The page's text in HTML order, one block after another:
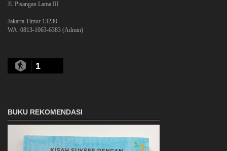
Jl. Pisangan Lama III
Jakarta Timur 13230
WA: 0813-1063-6383 (Admin)
1
BUKU REKOMENDASI